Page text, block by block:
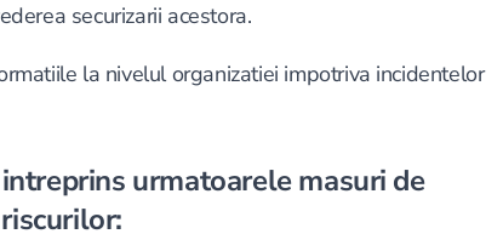
securizarii acestora.
la nivelul organizatiei impotriva incidentelor
urmatoarele masuri de